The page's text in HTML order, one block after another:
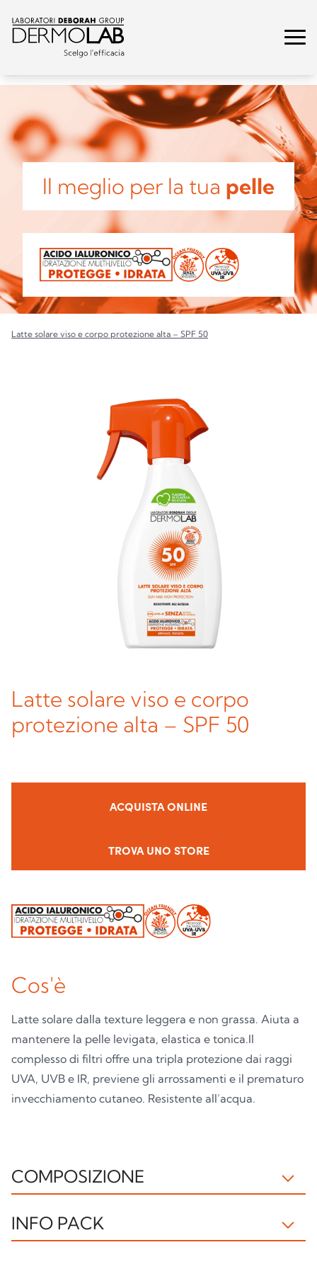
Il meglio per la tua pelle
Latte solare viso e corpo protezione alta – SPF 50
Latte solare viso e corpo
protezione alta – SPF 50
ACQUISTA ONLINE
TROVA UNO STORE
Cos'è
Latte solare dalla texture leggera e non grassa. Aiuta a
mantenere la pelle levigata, elastica e tonica.Il
complesso di filtri offre una tripla protezione dai raggi
UVA, UVB e IR, previene gli arrossamenti e il prematuro
invecchiamento cutaneo. Resistente all’acqua.
COMPOSIZIONE
IL091121B INGREDIENTS: AQUA, OCTOCRYLENE, C12-
15 ALKYL BENZOATE, PROPYLENE GLYCOL,
INFO PACK